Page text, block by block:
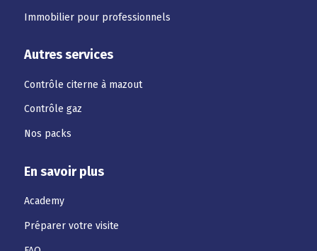
Immobilier pour professionnels
Autres services
Contrôle citerne à mazout
Contrôle gaz
Nos packs
En savoir plus
Academy
Préparer votre visite